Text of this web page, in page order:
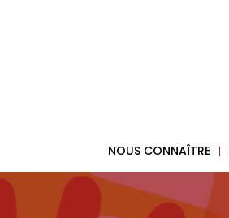
NOUS CONNAÎTRE